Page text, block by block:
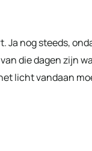
Ja nog steeds,
die dagen zijn
licht vandaan